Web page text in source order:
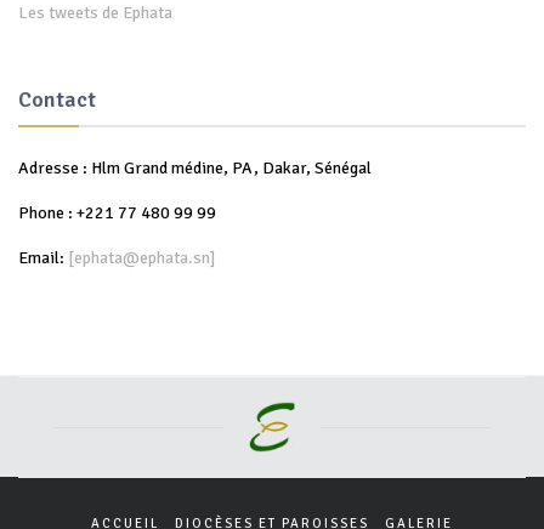
Les tweets de Ephata
Contact
Adresse : Hlm Grand médine, PA, Dakar, Sénégal
Phone : +221 77 480 99 99
Email: [ephata@ephata.sn]
ACCUEIL DIOCÈSES ET PAROISSES GALERIE